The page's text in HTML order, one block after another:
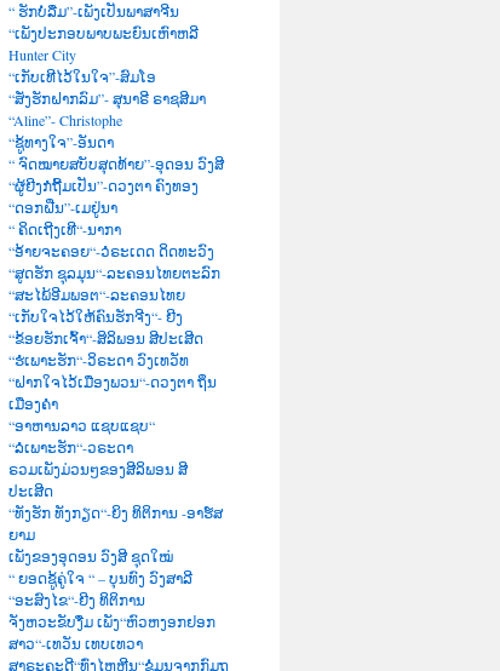
“ ຮັກບໍ່ລືມ”-ເພັງເປັນພາສາຈີນ
“ເພັງປະກອບພາບພະຍົນເຫົາຫລີ
Hunter City
“ເກັບເທີໄວ້ໃນໃຈ”-ສົມໂອ
“ສັ່ງຮັກຝາກລົມ”- ສຸນາຣີ ຣາຊສີມາ
“Aline”- Christophe
“ຊູ້ທາງໃຈ”-ອັນດາ
“ ຈົດໝາຍສບັບສຸດທ້າຍ”-ອຸດອນ ວົງສີ
“ຜູ້ຍີງກໍຖີ້ມເປັນ”-ດວງຕາ ຄົງທອງ
“ດອກຝີ່ນ”-ເມຢູ່ນາ
“ ຄິດເຖີງເທີ“-ນາກາ
“ອ້າຍຈະຄອຍ“-ວໍຣະເດດ ດິດທະວົງ
“ສູດຮັກ ຊຸລມຸນ“-ລະຄອນໄທຍຕະລົກ
“ສະໄພ້ອີມພອຕ“-ລະຄອນໄທຍ
“ເກັບໃຈໄວ້ໃຫ້ຄົນຮັກຈີງ“- ຍີງ
“ຂ້ອຍຮັກເຈົ້າ“-ສິລິພອນ ສີປະເສີດ
“ຮໍເພາະຮັກ“-ວິຣະດາ ວົງເທວັທ
“ຝາກໃຈໄວ້ເມືອງພວນ“-ດວງຕາ ຖິ່ນ
ເມືອງຄຳ
“ອາຫານລາວ ແຊບແຊບ“
“ລໍເພາະຮັກ“-ວຣະດາ
ຣວມເພັງມ່ວນໆຂອງສີລິພອນ ສີ
ປະເສີດ
“ທັງຮັກ ທັງກຽດ“-ຍິງ ທິຕິການ -ອາຮ໌ສ
ຍາມ
ເພັງຂອງອຸດອນ ວົງສີ ຊຸດໃໝ່
“ ຍອດຊູ້ຄູ່ໃຈ “ – ບຸນທົງ ວົງສາລີ
“ອະສົງໄຂ“-ຍີງ ທິຕິການ
ຈັງຫວະຂັບງື່ມ ເພັງ“ຫົວຫງອກຢອກ
ສາວ“-ເທວັນ ເທບເທວາ
ສາຣະຄະດີ“ທົ່ງໄຫຫີນ“ຂໍ່ມູນຈາກກົມຖ